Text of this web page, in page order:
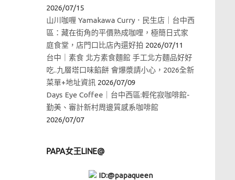
2026/07/15
山川咖喱 Yamakawa Curry．民生店｜台中西
區：藏在街角的平價熟成咖哩，極簡日式家
庭食堂，店門口比店內還好拍 2026/07/11
台中｜素食 北方素食麵館 手工北方麵品好好
吃..九層塔口味餡餅 會爆漿請小心，2026全新
菜單+地址資訊 2026/07/09
Days Eye Coffee｜台中西區:輕侘寂咖啡館-
勤美、審計新村周邊質感系咖啡館
2026/07/07
PAPA女王LINE@
ID:@papaqueen